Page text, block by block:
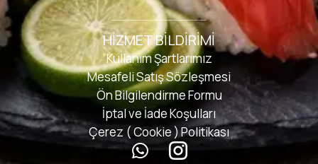
HIZMET BILDIRIMI
Kullanım Şartlarımız
Mesafeli Satış Sözleşmesi
Ön Bilgilendirme Formu
İptal ve İade Koşulları
Çerez ( Cookie ) Politikası